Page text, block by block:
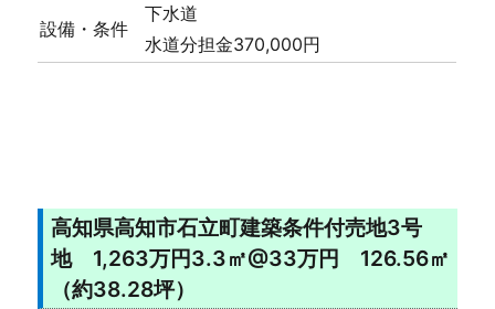
設備・条件
下水道
水道分担金370,000円
高知県高知市石立町建築条件付売地3号
地 1,263万円3.3㎡@33万円 126.56㎡
（約38.28坪）